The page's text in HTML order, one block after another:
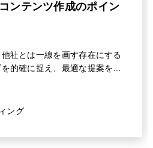
ンテンツ作成のポイン
社とは一線を画す存在にする
的確に捉え、最適な提案を行
めることができます。そのた
た戦略を立てる必要がありま
ング